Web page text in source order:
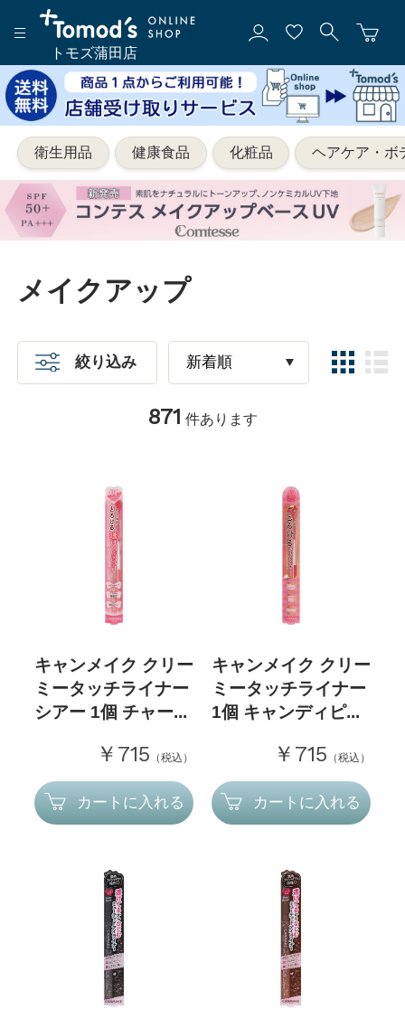
トモズ蒲田店
衛生用品 健康食品 化粧品 ヘアケア・ボ
メイクアップ
絞り込み
871 件あります
キャンメイク クリー
ミータッチライナー
シアー 1個 チャー...
￥715 （税込）
カートに入れる
キャンメイク クリー
ミータッチライナー
1個 キャンディピ...
￥715 （税込）
カートに入れる